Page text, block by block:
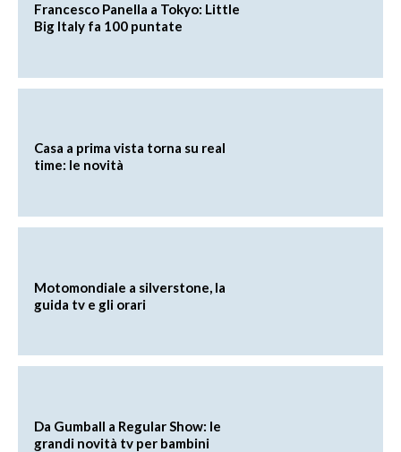
Francesco Panella a Tokyo: Little
Big Italy fa 100 puntate
Casa a prima vista torna su real
time: le novità
Motomondiale a silverstone, la
guida tv e gli orari
Da Gumball a Regular Show: le
grandi novità tv per bambini